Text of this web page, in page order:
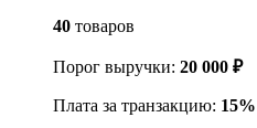
40 товаров
Порог выручки: 20 000 ₽
Плата за транзакцию: 15%